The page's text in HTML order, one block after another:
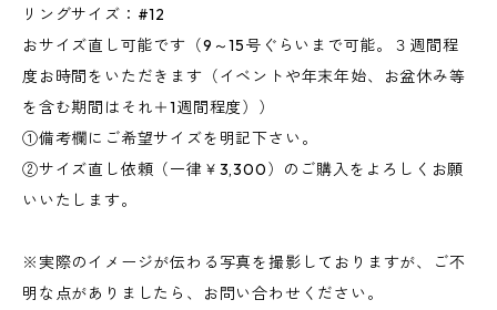
リングサイズ：#12
おサイズ直し可能です（9～15号ぐらいまで可能。３週間程
度お時間をいただきます（イベントや年末年始、お盆休み等
を含む期間はそれ＋1週間程度））
①備考欄にご希望サイズを明記下さい。
②サイズ直し依頼（一律￥3,300）のご購入をよろしくお願
いいたします。
※実際のイメージが伝わる写真を撮影しておりますが、ご不
明な点がありましたら、お問い合わせください。